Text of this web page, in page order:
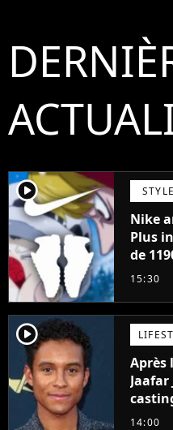
player2 STYLE
Nike
Plus
de
15:30
player2
Après
Will
14:00